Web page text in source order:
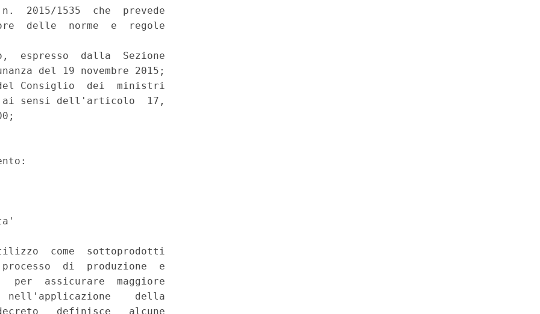
2015/1535  che  prevede
delle  norme  e  regole
espresso  dalla  Sezione
del 19 novembre 2015;
Consiglio  dei  ministri
ai sensi dell'articolo  17,
come  sottoprodotti
di  produzione  e
assicurare  maggiore
della
definisce   alcune